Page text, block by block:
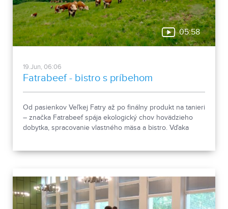
05:58
19.Jun, 06:06
Fatrabeef - bistro s príbehom
Od pasienkov Veľkej Fatry až po finálny produkt na tanieri
– značka Fatrabeef spája ekologický chov hovädzieho
dobytka, spracovanie vlastného mäsa a bistro. Vďaka